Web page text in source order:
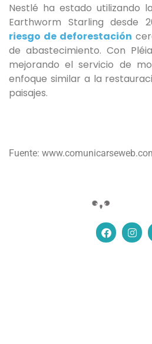
Nestlé ha estado utilizando
Earthworm Starling desde
riesgo de deforestación
de abastecimiento. Con
mejorando el servicio de
enfoque similar a la
paisajes.
Fuente: